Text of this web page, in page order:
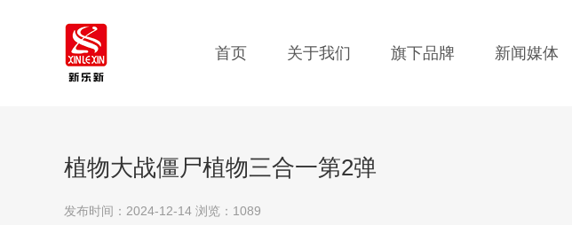
首页 关于我们 旗下品牌 新闻媒体
植物大战僵尸植物三合一第2弹
发布时间：2024-12-14 浏览：1089